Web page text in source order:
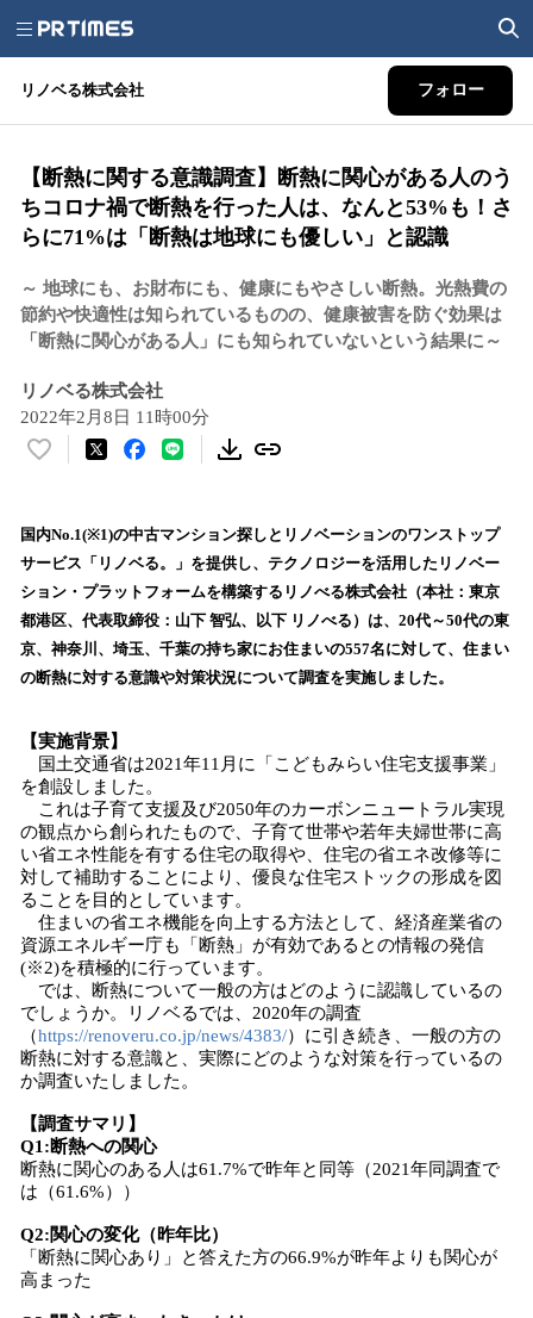
リノベる株式会社 フォロー
【断熱に関する意識調査】断熱に関心がある人のう
ちコロナ禍で断熱を行った人は、なんと53%も！さ
らに71%は「断熱は地球にも優しい」と認識
～ 地球にも、お財布にも、健康にもやさしい断熱。光熱費の
節約や快適性は知られているものの、健康被害を防ぐ効果は
「断熱に関心がある人」にも知られていないという結果に～
リノベる株式会社
2022年2月8日 11時00分
い
！
数
を
読
み
込
み
で
す
国内No.1(※1)の中古マンション探しとリノベーションのワンストップ
サービス「リノベる。」を提供し、テクノロジーを活用したリノベー
ション・プラットフォームを構築するリノべる株式会社（本社：東京
都港区、代表取締役：山下 智弘、以下 リノべる）は、20代～50代の東
京、神奈川、埼玉、千葉の持ち家にお住まいの557名に対して、住まい
の断熱に対する意識や対策状況について調査を実施しました。
【実施背景】
国土交通省は2021年11月に「こどもみらい住宅支援事業」
を創設しました。
これは子育て支援及び2050年のカーボンニュートラル実現
の観点から創られたもので、子育て世帯や若年夫婦世帯に高
い省エネ性能を有する住宅の取得や、住宅の省エネ改修等に
対して補助することにより、優良な住宅ストックの形成を図
ることを目的としています。
住まいの省エネ機能を向上する方法として、経済産業省の
資源エネルギー庁も「断熱」が有効であるとの情報の発信
(※2)を積極的に行っています。
では、断熱について一般の方はどのように認識しているの
でしょうか。リノベるでは、2020年の調査
（https://renoveru.co.jp/news/4383/）に引き続き、一般の方の
断熱に対する意識と、実際にどのような対策を行っているの
か調査いたしました。
【調査サマリ】
Q1:断熱への関心
断熱に関心のある人は61.7%で昨年と同等（2021年同調査で
は（61.6%））
Q2:関心の変化（昨年比）
「断熱に関心あり」と答えた方の66.9%が昨年よりも関心が
高まった